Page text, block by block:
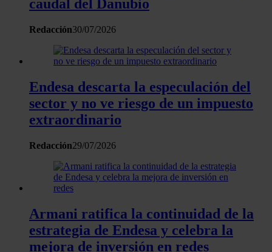
caudal del Danubio
Redacción30/07/2026
Endesa descarta la especulación del
sector y no ve riesgo de un impuesto
extraordinario
Redacción29/07/2026
Armani ratifica la continuidad de la
estrategia de Endesa y celebra la
mejora de inversión en redes